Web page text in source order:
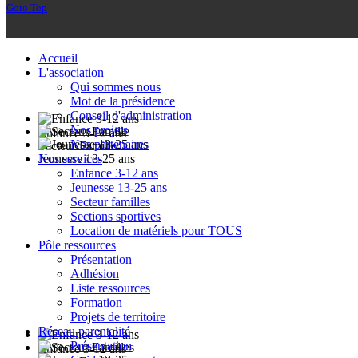
Enfance 3-12 ans
Enfance 3-12 ans
Secteur Famille
Jeunesse 13-25 ans
Goto Top
Accueil
L'association
Qui sommes nous
Mot de la présidence
Conseil d'administration
Nos projets
Nos partenaires
Nos services
Enfance 3-12 ans
Jeunesse 13-25 ans
Secteur familles
Sections sportives
Location de matériels pour TOUS
Pôle ressources
Présentation
Adhésion
Liste ressources
Formation
Projets de territoire
Réseau parentalité
Présentation